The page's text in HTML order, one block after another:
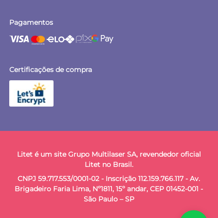
Pagamentos
Certificações de compra
Litet é um site Grupo Multilaser SA, revendedor oficial
Litet no Brasil.
CNPJ 59.717.553/0001-02 - Inscrição 112.159.766.117 - Av.
Brigadeiro Faria Lima, Nº1811, 15º andar, CEP 01452-001 -
São Paulo – SP